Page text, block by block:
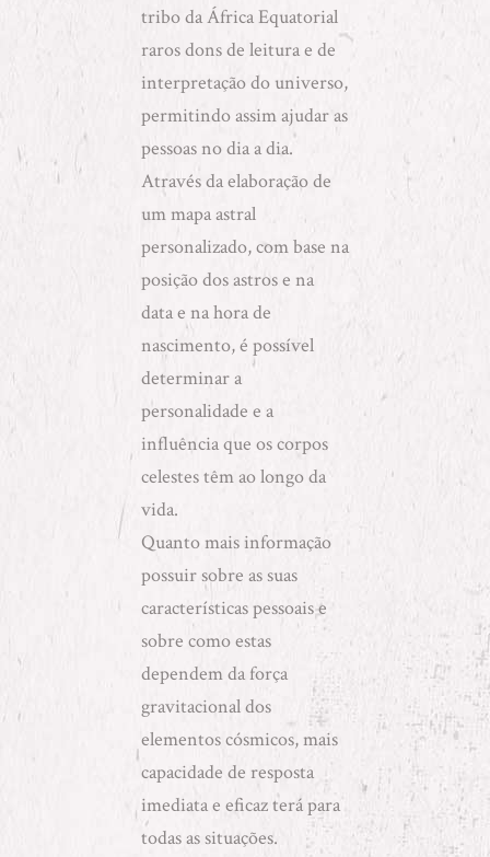
tribo da África Equatorial
raros dons de leitura e de
interpretação do universo,
permitindo assim ajudar as
pessoas no dia a dia.
Através da elaboração de
ummapa astral
personalizado, com base na
posição dos astros e na
data e na hora de
nascimento, é possível
determinar a
personalidade e a
influência que os corpos
celestes têm ao longo da
vida.
Quanto mais informação
possuir sobre as suas
características pessoais e
sobre como estas
dependem da força
gravitacional dos
elementos cósmicos, mais
capacidade de resposta
imediata e eficaz terá para
todas as situações.